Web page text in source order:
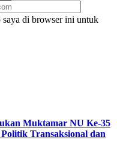
saya di browser ini untuk
Muktamar NU Ke-35
Transaksional dan